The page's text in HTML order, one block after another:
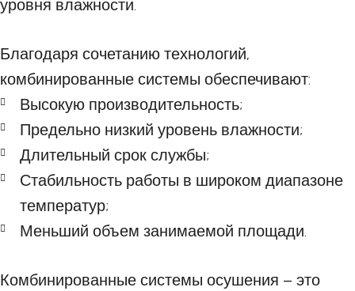
уровня влажности.
Благодаря сочетанию технологий,
комбинированные системы обеспечивают:
Высокую производительность;
Предельно низкий уровень влажности;
Длительный срок службы;
Стабильность работы в широком диапазоне
температур;
Меньший объем занимаемой площади.
Комбинированные системы осушения – это